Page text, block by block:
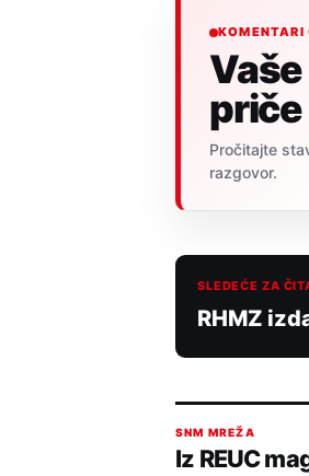
priče
Pročitajte
razgovor.
SLEDEĆE ZA
RHMZ
SNM MREŽA
Iz REUC